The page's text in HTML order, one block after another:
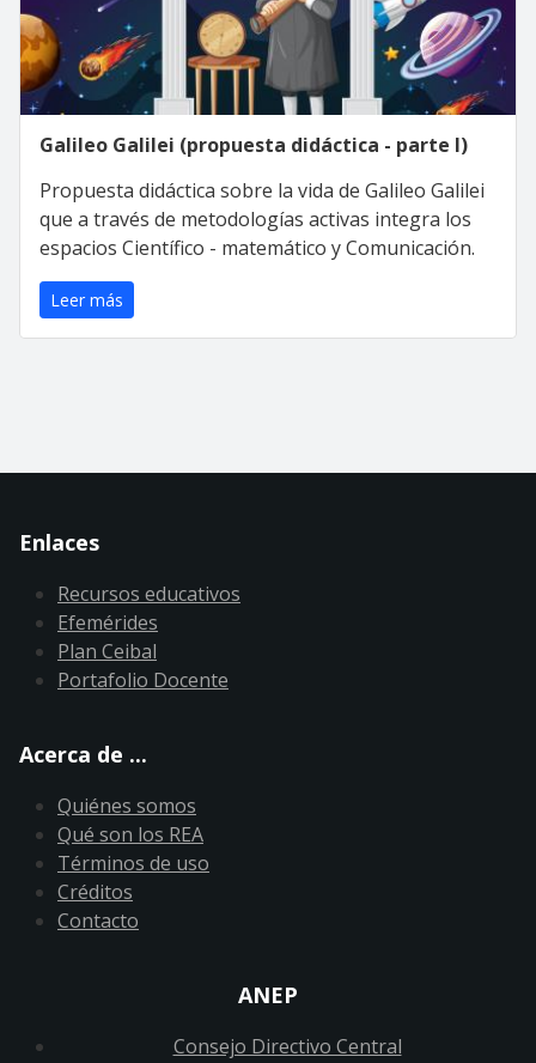
Galileo Galilei (propuesta didáctica - parte I)
Propuesta didáctica sobre la vida de Galileo Galilei
que a través de metodologías activas integra los
espacios Científico - matemático y Comunicación.
Leer más
Enlaces
Recursos educativos
Efemérides
Plan Ceibal
Portafolio Docente
Acerca de ...
Quiénes somos
Qué son los REA
Términos de uso
Créditos
Contacto
ANEP
Consejo Directivo Central